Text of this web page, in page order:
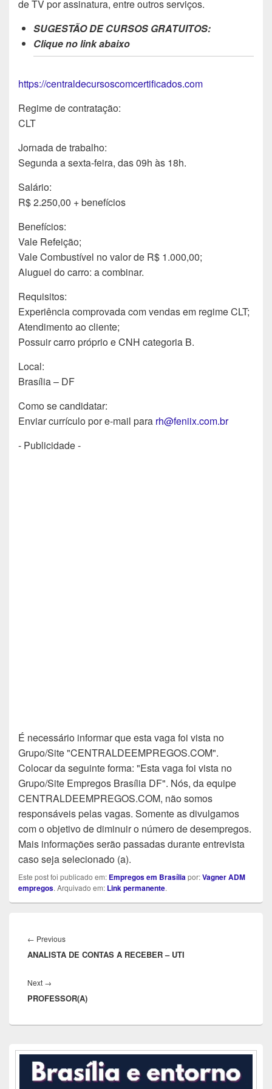
de TV por assinatura, entre outros serviços.
SUGESTÃO DE CURSOS GRATUITOS:
Clique no link abaixo
https://centraldecursoscomcertificados.com
Regime de contratação:
CLT
Jornada de trabalho:
Segunda a sexta-feira, das 09h às 18h.
Salário:
R$ 2.250,00 + benefícios
Benefícios:
Vale Refeição;
Vale Combustível no valor de R$ 1.000,00;
Aluguel do carro: a combinar.
Requisitos:
Experiência comprovada com vendas em regime CLT;
Atendimento ao cliente;
Possuir carro próprio e CNH categoria B.
Local:
Brasília – DF
Como se candidatar:
Enviar currículo por e-mail para rh@feniix.com.br
- Publicidade -
É necessário informar que esta vaga foi vista no
Grupo/Site "CENTRALDEEMPREGOS.COM".
Colocar da seguinte forma: "Esta vaga foi vista no
Grupo/Site Empregos Brasília DF". Nós, da equipe
CENTRALDEEMPREGOS.COM, não somos
responsáveis pelas vagas. Somente as divulgamos
com o objetivo de diminuir o número de desempregos.
Mais informações serão passadas durante entrevista
caso seja selecionado (a).
Este post foi publicado em: Empregos em Brasíliapor:Vagner ADM
empregos. Arquivado em: Link permanente.
de
Post
← PreviousPrevious
post:
ANALISTA DE CONTAS A RECEBER – UTI
Next →
post:
PROFESSOR(A)
Área